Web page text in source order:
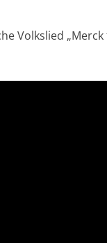
Volkslied „Merck